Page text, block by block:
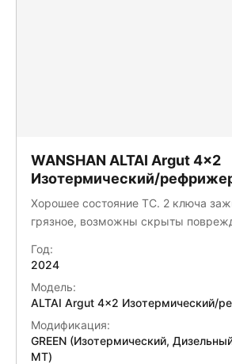
WANSHAN ALTAI Аrgut 4x2
Изотермический/
Хорошее состояние ТС. 2 ключа
грязное, возможны скрыты
Год:
2024
Модель:
ALTAI Аrgut 4x2 Изотермический/
Модификация:
GREEN (Изотермический,
МТ)